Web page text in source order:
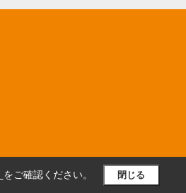
をご確認ください。 閉じる